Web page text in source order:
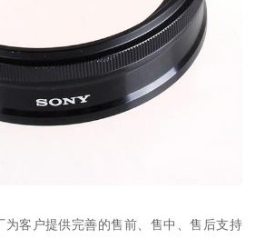
为客户提供完善的售前、售中、售后支持